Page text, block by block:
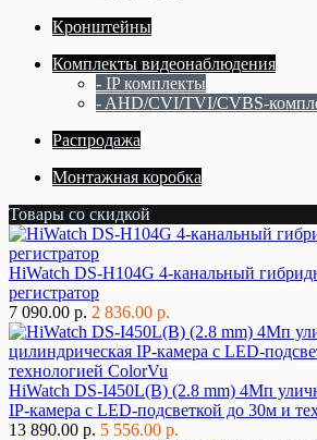
Кронштейны
Комплекты видеонаблюдения
- IP комплекты
- AHD/CVI/TVI/CVBS-
Распродажа
Монтажная коробка
Товары со скидкой
HiWatch DS-H104G 4-канальный
регистратор
7 090.00 р. 2 836.00 р.
HiWatch DS-I450L(B) (2.8 mm) 4Мп
IP-камера с LED-подсветкой до 30м и
13 890.00 р. 5 556.00 р.